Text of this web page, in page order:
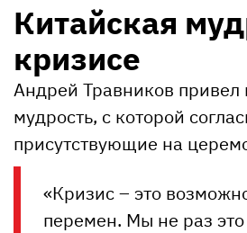
Китайская
кризисе
Андрей Травников привел
мудрость, с которой
присутствующие на
«Кризис – это
перемен. Мы не раз